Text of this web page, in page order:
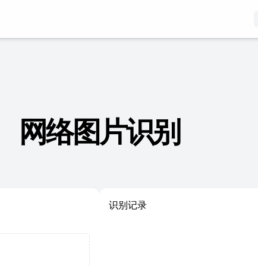
网络图片识别
识别记录